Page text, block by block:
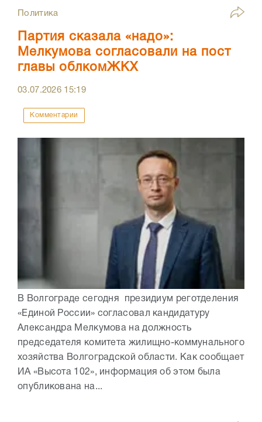
Политика
Партия сказала «надо»:
Мелкумова согласовали на пост
главы облкомЖКХ
03.07.2026 15:19
Комментарии
В Волгограде сегодня президиум реготделения
«Единой России» согласовал кандидатуру
Александра Мелкумова на должность
председателя комитета жилищно-коммунального
хозяйства Волгоградской области. Как сообщает
ИА «Высота 102», информация об этом была
опубликована на...